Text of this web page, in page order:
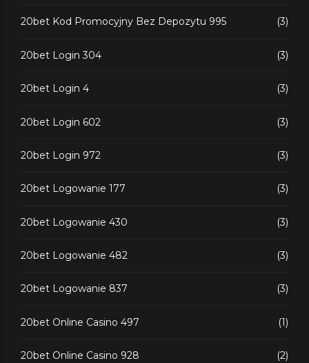
20bet Kod Promocyjny Bez Depozytu 995 (3)
20bet Login 304 (3)
20bet Login 4 (3)
20bet Login 602 (3)
20bet Login 972 (3)
20bet Logowanie 177 (3)
20bet Logowanie 430 (3)
20bet Logowanie 482 (3)
20bet Logowanie 837 (3)
20bet Online Casino 497 (1)
20bet Online Casino 928 (2)